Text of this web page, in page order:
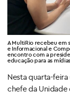
A MultiRio recebeu em
e Informacional e
encontro com a
educação para as
Nesta quarta-
chefe da